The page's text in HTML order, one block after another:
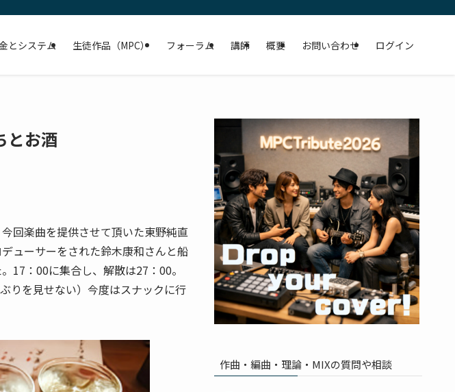
とシステム 生徒作品（MPC） フォーラム 講師 概要 お問い合わせ ログイン
とお酒
回楽曲を提供させて頂いた東野純直
ューサーをされた鈴木康和さんと船
17：00に集合し、解散は27：00。
りを見せない）今度はスナックに行
作曲・編曲・理論・MIXの質問や相談